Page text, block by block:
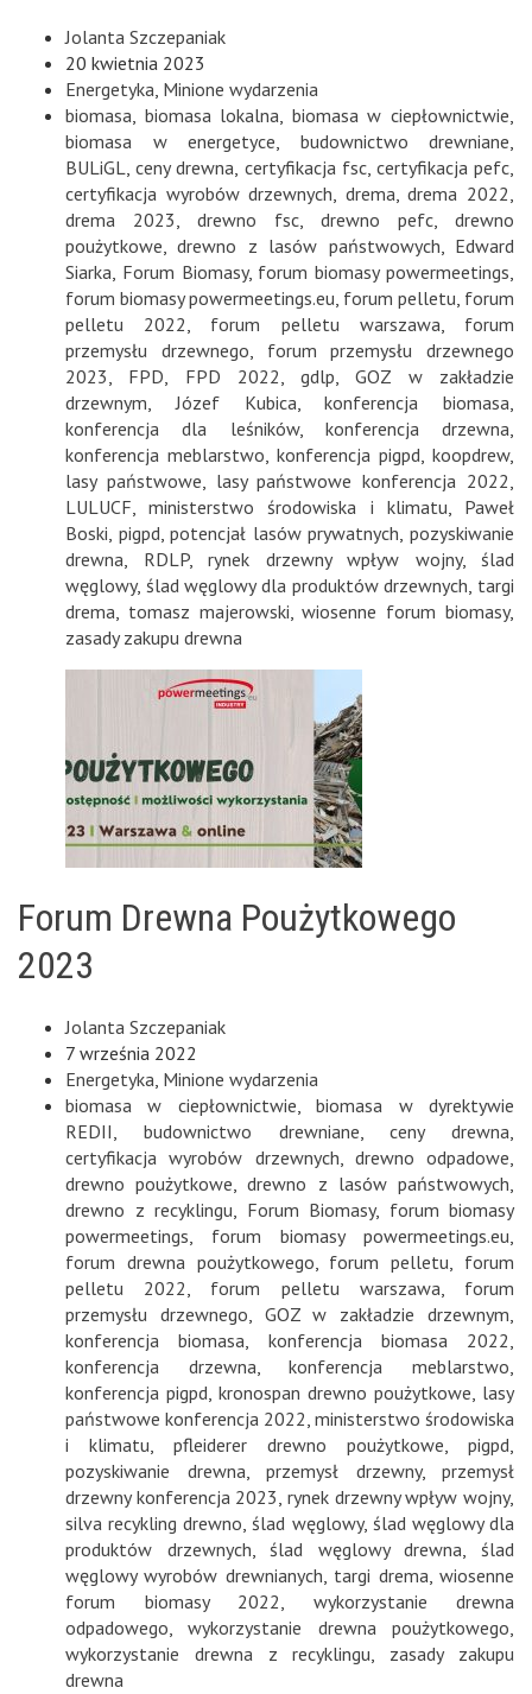
Jolanta Szczepaniak
20 kwietnia 2023
Energetyka, Minione wydarzenia
biomasa, biomasa lokalna, biomasa w ciepłownictwie,
biomasa w energetyce, budownictwo drewniane,
BULiGL,ceny drewna, certyfikacja fsc, certyfikacja pefc,
certyfikacja wyrobów drzewnych, drema,drema 2022,
drema 2023, drewno fsc, drewno pefc, drewno
poużytkowe,drewno z lasów państwowych, Edward
Siarka, Forum Biomasy, forum biomasy powermeetings,
forum biomasy powermeetings.eu, forum pelletu, forum
pelletu 2022, forum pelletu warszawa, forum
przemysłu drzewnego, forum przemysłu drzewnego
2023, FPD, FPD 2022,gdlp,GOZ w zakładzie
drzewnym,Józef Kubica,konferencja biomasa,
konferencja dla leśników, konferencja drzewna,
konferencja meblarstwo, konferencja pigpd, koopdrew,
lasy państwowe, lasy państwowe konferencja 2022,
LULUCF,ministerstwo środowiska i klimatu, Paweł
Boski, pigpd,potencjał lasów prywatnych,pozyskiwanie
drewna, RDLP, rynek drzewny wpływ wojny, ślad
węglowy, ślad węglowy dla produktów drzewnych, targi
drema, tomasz majerowski,wiosenne forum biomasy,
zasady zakupu drewna
Forum Drewna Poużytkowego
2023
Jolanta Szczepaniak
7 września 2022
Energetyka, Minione wydarzenia
biomasa w ciepłownictwie,biomasa w dyrektywie
REDII, budownictwo drewniane,ceny drewna,
certyfikacja wyrobów drzewnych, drewno odpadowe,
drewno poużytkowe,drewno z lasów państwowych,
drewno z recyklingu, Forum Biomasy, forum biomasy
powermeetings, forum biomasy powermeetings.eu,
forum drewna poużytkowego, forum pelletu, forum
pelletu 2022, forum pelletu warszawa, forum
przemysłu drzewnego, GOZ w zakładzie drzewnym,
konferencja biomasa, konferencja biomasa 2022,
konferencja drzewna,konferencja meblarstwo,
konferencja pigpd, kronospan drewno poużytkowe, lasy
państwowe konferencja 2022, ministerstwo środowiska
i klimatu, pfleiderer drewno poużytkowe, pigpd,
pozyskiwanie drewna, przemysł drzewny, przemysł
drzewny konferencja 2023,rynek drzewny wpływ wojny,
silva recykling drewno,ślad węglowy, ślad węglowy dla
produktów drzewnych,ślad węglowy drewna,ślad
węglowy wyrobów drewnianych, targi drema,wiosenne
forum biomasy 2022, wykorzystanie drewna
odpadowego,wykorzystanie drewna poużytkowego,
wykorzystanie drewna z recyklingu, zasady zakupu
drewna